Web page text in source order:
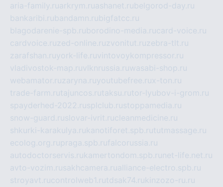
aria-family.ruarkrym.ruashanet.rubelgorod-day.ru
bankaribi.rubandamn.rubigfatcc.ru
blagodarenie-spb.ruborodino-media.rucard-voice.ru
cardvoice.ruzed-online.ruzvonitut.ruzebra-tlt.ru
zarafshan.ruyork-life.ruvintovoykompressor.ru
vladivostok-map.ruvlknrussia.ruwasabi-shop.ru
webamator.ruzaryna.ruyoutubefree.rux-ton.ru
trade-farm.rutajuncos.rutaksu.rutor-lyubov-i-grom.ru
spayderhed-2022.rusplclub.rustoppamedia.ru
snow-guard.ruslovar-ivrit.rucleanmedicine.ru
shkurki-karakulya.rukanotiforet.spb.rututmassage.ru
ecolog.org.rupraga.spb.rufalcorussia.ru
autodoctorservis.rukamertondom.spb.ru net-life.net.ru
avto-vozim.rusakhcamera.rualliance-electro.spb.ru
stroyavt.rucontrolweb1.rutdsak74.rukinzozo-ru.ru